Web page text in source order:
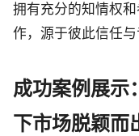
拥有充分的知情权
作，源于彼此信任与
成功案例展示
下市场脱颖而